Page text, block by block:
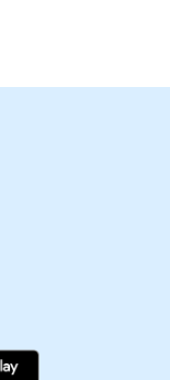
逃脱各從其類
（包括從現在
明的。顯明所
罰中，是在末世
作的内幕 一》
得由神自己親